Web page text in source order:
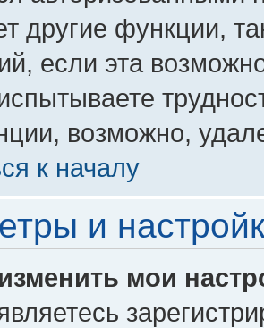
другие функции,
если эта
возможно,
к началу
и
мои